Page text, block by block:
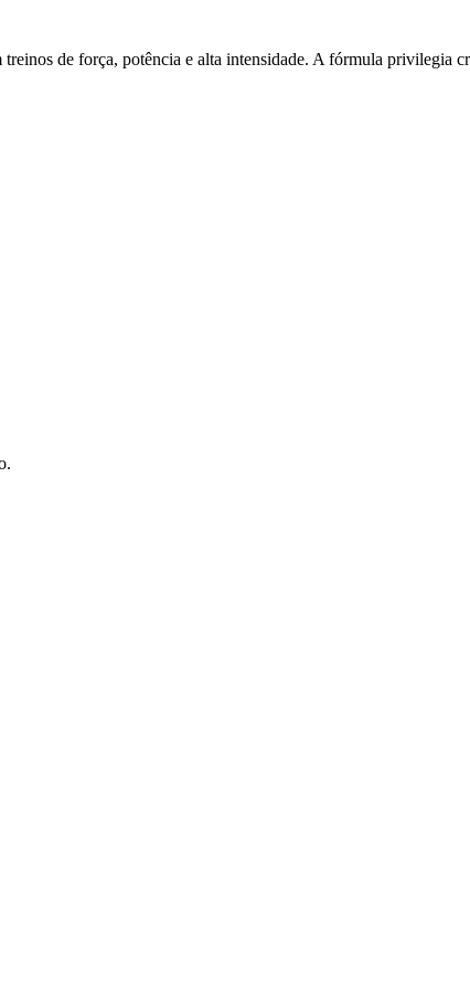
de força, potência e alta intensidade. A fórmula privilegia